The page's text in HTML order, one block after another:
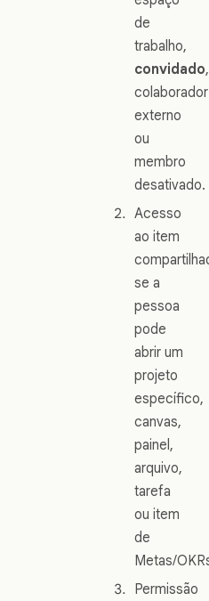
de
trabalho,
convidado,
colaborador
externo
ou
membro
desativado.
Acesso
ao item
se a
pessoa
pode
abrir um
projeto
específico,
canvas,
painel,
arquivo,
tarefa
ou item
de
Metas/
Permissão